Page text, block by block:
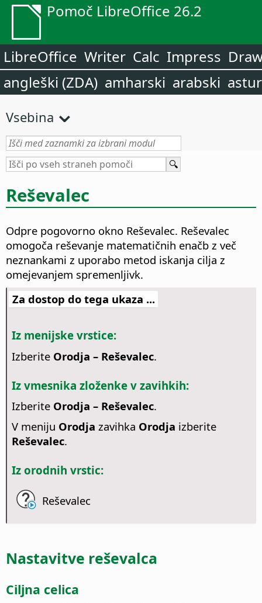
Pomoč LibreOffice 26.2
LibreOffice Writer Calc Impress
angleški (ZDA) amharski arabski
Vsebina
Reševalec
Odpre pogovorno okno Reševalec. Reševalec
omogoča reševanje matematičnih enačb z več
neznankami z uporabo metod iskanja cilja z
omejevanjem spremenljivk.
Za dostop do tega ukaza ...
Iz menijske vrstice:
Izberite Orodja – Reševalec.
Iz vmesnika zloženke v zavihkih:
Izberite Orodja – Reševalec.
V meniju Orodja zavihka Orodja izberite
Reševalec.
Iz orodnih vrstic:
Reševalec
Nastavitve reševalca
Ciljna celica